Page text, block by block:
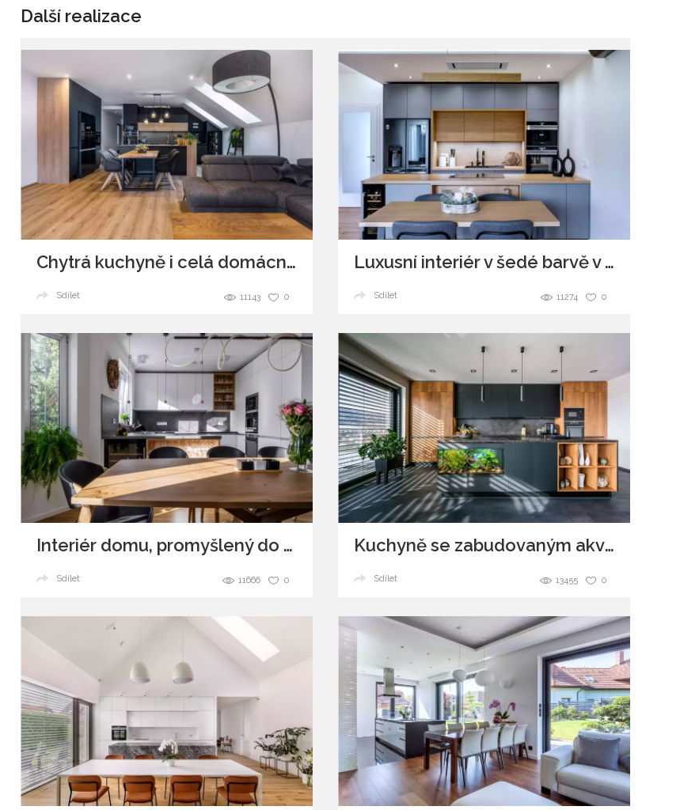
Další realizace
Chytrá kuchyně i celá domácnost
0
11143
Sdílet
Luxusní interiér v šedé barvě v kombinaci se dřevem
0
11274
Sdílet
Interiér domu, promyšlený do detailů
0
11666
Sdílet
Kuchyně se zabudovaným akváriem v ostrůvku
0
13455
Sdílet